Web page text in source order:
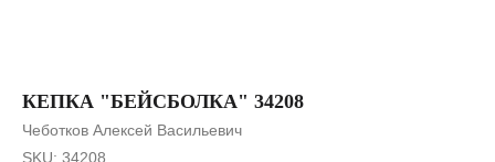
КЕПКА "БЕЙСБОЛКА" 34208
Чеботков Алексей Васильевич
SKU: 34208